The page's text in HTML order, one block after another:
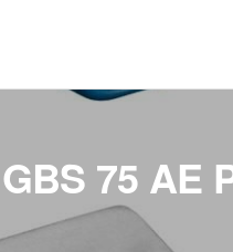
75 AE